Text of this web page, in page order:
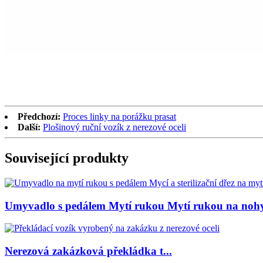
Předchozí: Proces linky na porážku prasat
Další: Plošinový ruční vozík z nerezové oceli
Související produkty
Umyvadlo s pedálem Mytí rukou Mytí rukou na
Nerezová zakázková překládka t...